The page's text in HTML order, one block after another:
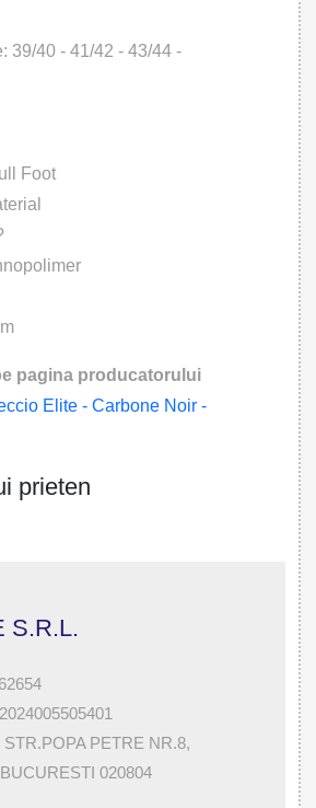
39/40 - 41/42 - 43/44 -
Foot
pagina producatorului
Elite - Carbone Noir -
prieten
S.R.L.
STR.POPA PETRE NR.8,
020804